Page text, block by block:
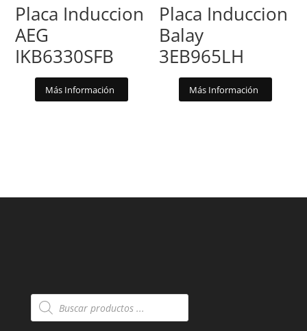
Placa Induccion
AEG
IKB6330SFB
Más Información
Placa Induccion
Balay
3EB965LH
Más Información
Búsqueda
de